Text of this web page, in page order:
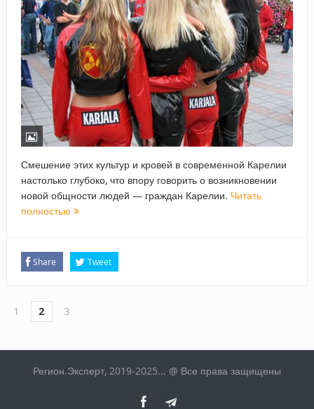
Смешение этих культур и кровей в современной Карелии
настолько глубоко, что впору говорить о возникновении
новой общности людей — граждан Карелии. Читать
полностью
Share Tweet
1 2 3
Регион.Эксперт, 2019-2025... @ Все права защищены